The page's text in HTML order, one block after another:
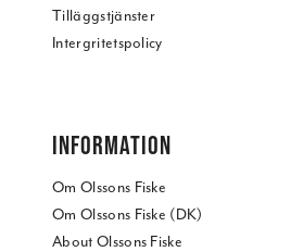
Tilläggstjänster
Intergritetspolicy
INFORMATION
Om Olssons Fiske
Om Olssons Fiske (DK)
About Olssons Fiske